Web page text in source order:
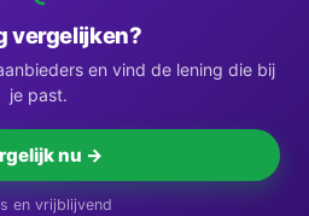
vergelijken?
en vind de lening die bij
je past.
nu →
en vrijblijvend